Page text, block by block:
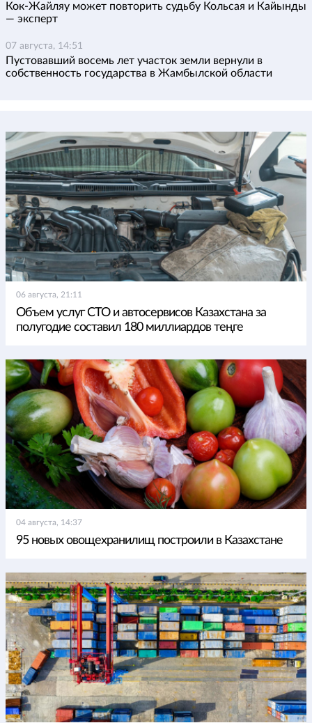
Кок-Жайляу может повторить судьбу Кольсая и Кайынды
— эксперт
07 августа, 14:51
Пустовавший восемь лет участок земли вернули в
собственность государства в Жамбылской области
06 августа, 21:11
Объем услуг СТО и автосервисов Казахстана за
полугодие составил 180 миллиардов теңге
04 августа, 14:37
95 новых овощехранилищ построили в Казахстане